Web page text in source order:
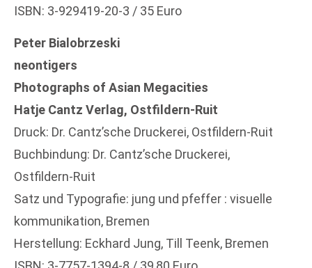
ISBN: 3-929419-20-3 / 35 Euro
Peter Bialobrzeski
neontigers
Photographs of Asian Megacities
Hatje Cantz Verlag, Ostfildern-Ruit
Druck: Dr. Cantz’sche Druckerei, Ostfildern-Ruit
Buchbindung: Dr. Cantz’sche Druckerei,
Ostfildern-Ruit
Satz und Typografie: jung und pfeffer : visuelle
kommunikation, Bremen
Herstellung: Eckhard Jung, Till Teenk, Bremen